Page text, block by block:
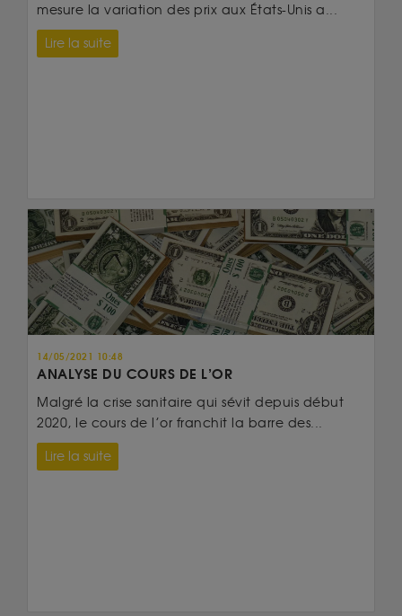
mesure la variation des prix aux États-Unis a...
Lire la suite
14/05/2021 10:48
ANALYSE DU COURS DE L’OR
Malgré la crise sanitaire qui sévit depuis début
2020, le cours de l’or franchit la barre des...
Lire la suite